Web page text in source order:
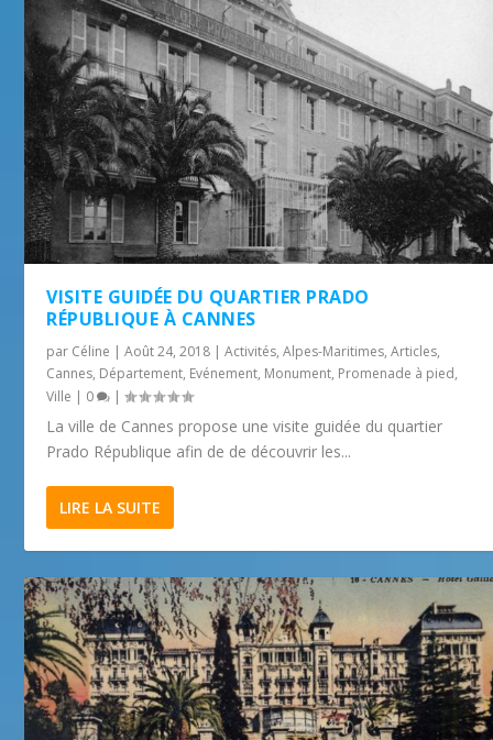
VISITE GUIDÉE DU QUARTIER PRADO
RÉPUBLIQUE À CANNES
par Céline |Août 24, 2018 |Activités,Alpes-Maritimes,Articles,
Cannes, Département, Evénement, Monument, Promenade à pied,
Ville | 0 |
La ville de Cannes propose une visite guidée du quartier
Prado République afin de de découvrir les...
LIRE LA SUITE